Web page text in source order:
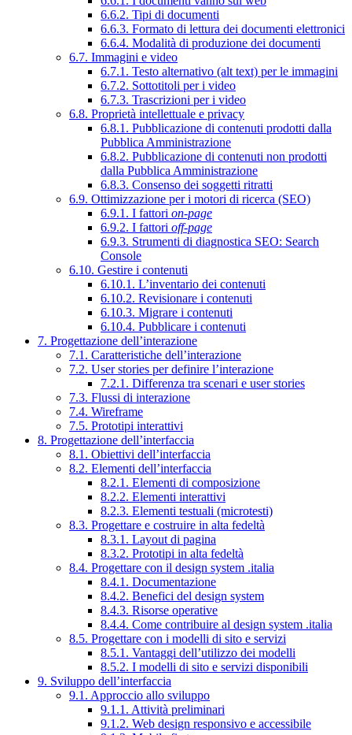
6.6.2. Tipi di documenti
6.6.3. Formato di lettura dei documenti elettronici
6.6.4. Modalità di produzione dei documenti
6.7. Immagini e video
6.7.1. Testo alternativo (alt text) per le immagini
6.7.2. Sottotitoli per i video
6.7.3. Trascrizioni per i video
6.8. Proprietà intellettuale e privacy
6.8.1. Pubblicazione di contenuti prodotti dalla
Pubblica Amministrazione
6.8.2. Pubblicazione di contenuti non prodotti
dalla Pubblica Amministrazione
6.8.3. Consenso dei soggetti ritratti
6.9. Ottimizzazione per i motori di ricerca (SEO)
6.9.1. I fattori on-page
6.9.2. I fattori off-page
6.9.3. Strumenti di diagnostica SEO: Search
Console
6.10. Gestire i contenuti
6.10.1. L’inventario dei contenuti
6.10.2. Revisionare i contenuti
6.10.3. Migrare i contenuti
6.10.4. Pubblicare i contenuti
7. Progettazione dell’interazione
7.1. Caratteristiche dell’interazione
7.2. User stories per definire l’interazione
7.2.1. Differenza tra scenari e user stories
7.3. Flussi di interazione
7.4. Wireframe
7.5. Prototipi interattivi
8. Progettazione dell’interfaccia
8.1. Obiettivi dell’interfaccia
8.2. Elementi dell’interfaccia
8.2.1. Elementi di composizione
8.2.2. Elementi interattivi
8.2.3. Elementi testuali (microtesti)
8.3. Progettare e costruire in alta fedeltà
8.3.1. Layout di pagina
8.3.2. Prototipi in alta fedeltà
8.4. Progettare con il design system .italia
8.4.1. Documentazione
8.4.2. Benefici del design system
8.4.3. Risorse operative
8.4.4. Come contribuire al design system .italia
8.5. Progettare con i modelli di sito e servizi
8.5.1. Vantaggi dell’utilizzo dei modelli
8.5.2. I modelli di sito e servizi disponibili
9. Sviluppo dell’interfaccia
9.1. Approccio allo sviluppo
9.1.1. Attività preliminari
9.1.2. Web design responsivo e accessibile